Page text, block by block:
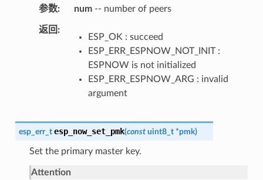
参数 num-- number of peers
返回
ESP_OK : succeed
ESP_ERR_ESPNOW_NOT_INIT :
ESPNOW is not initialized
ESP_ERR_ESPNOW_ARG : invalid
argument
esp_err_t esp_now_set_pmk(const uint8_t *pmk)
Set the primary master key.
Attention